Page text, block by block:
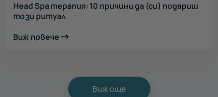
Head Spa терапия: 10 причини да (си) подариш
този ритуал
Виж повече
Виж още